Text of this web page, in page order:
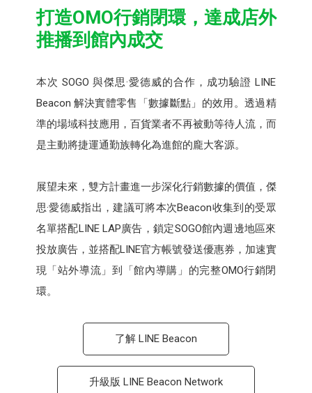
打造OMO行銷閉環，達成店外
推播到館內成交
本次 SOGO 與傑思·愛德威的合作，成功驗證 LINE
Beacon 解決實體零售「數據斷點」的效用。透過精
準的場域科技應用，百貨業者不再被動等待人流，而
是主動將捷運通勤族轉化為進館的龐大客源。
展望未來，雙方計畫進一步深化行銷數據的價值，傑
思·愛德威指出，建議可將本次Beacon收集到的受眾
名單搭配LINE LAP廣告，鎖定SOGO館內週邊地區來
投放廣告，並搭配LINE官方帳號發送優惠券，加速實
現「站外導流」到「館內導購」的完整OMO行銷閉
環。
了解 LINE Beacon
升級版 LINE Beacon Network